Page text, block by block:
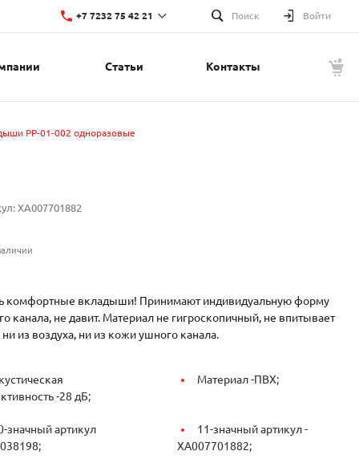
+7 7232 75 42 21
+7 7232 75 42 21
Поиск Войти
Статьи Контакты
PP-01-002 одноразовые
XA007701882
комфортные вкладыши! Принимают индивидуальную форму
канала, не давит. Материал не гигроскопичный, не впитывает
ни из воздуха, ни из кожи ушного канала.
-28 дБ;
Материал -ПВХ;
значный артикул
11-значный артикул -
XA007701882;